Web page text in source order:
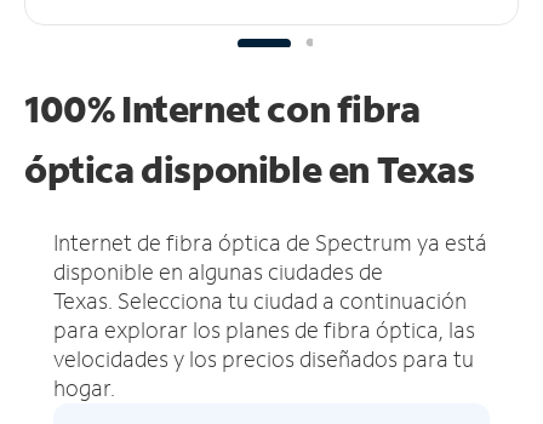
100% Internet con fibra
óptica disponible en Texas
Internet de fibra óptica de Spectrum ya está
disponible en algunas ciudades de
Texas. Selecciona tu ciudad a continuación
para explorar los planes de fibra óptica, las
velocidades y los precios diseñados para tu
hogar.